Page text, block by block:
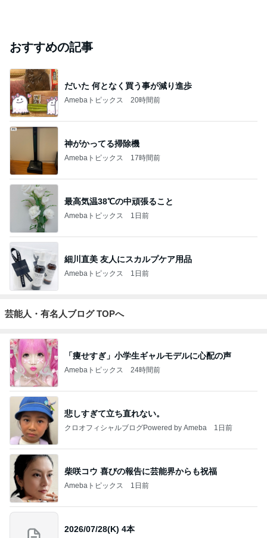
おすすめの記事
だいた 何となく買う事が減り進歩
Amebaトピックス 20時間前
神がかってる掃除機
Amebaトピックス 17時間前
最高気温38℃の中頑張ること
Amebaトピックス 1日前
細川直美 友人にスカルプケア用品
Amebaトピックス 1日前
芸能人・有名人ブログ TOPへ
「痩せすぎ」小学生ギャルモデルに心配の声
Amebaトピックス 24時間前
悲しすぎて立ち直れない。
クロオフィシャルブログPowered by Ameba 1日前
柴咲コウ 喜びの報告に芸能界からも祝福
Amebaトピックス 1日前
2026/07/28(K) 4本